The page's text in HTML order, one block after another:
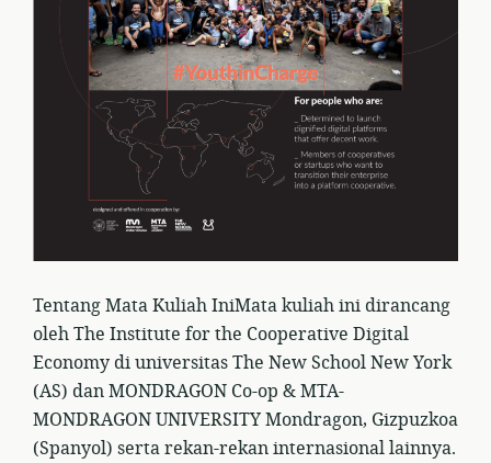
Tentang Mata Kuliah IniMata kuliah ini dirancang
oleh The Institute for the Cooperative Digital
Economy di universitas The New School New York
(AS) dan MONDRAGON Co-op & MTA-
MONDRAGON UNIVERSITY Mondragon, Gizpuzkoa
(Spanyol) serta rekan-rekan internasional lainnya.